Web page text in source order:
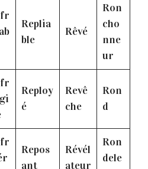
Replia
ble
Rêvé
Ron
cho
nne
ur
Reploy
é
Revê
che
Ron
d
Repos
ant
Révél
ateur
Ron
dele